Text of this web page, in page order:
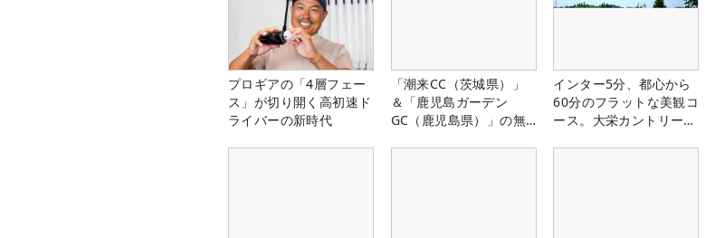
プロギアの「4層フェー
ス」が切り開く高初速ド
ライバーの新時代
「潮来CC（茨城県）」
＆「鹿児島ガーデン
GC（鹿児島県）」の無
インター5分、都心から
60分のフラットな美観コ
ース。大栄カントリー俱